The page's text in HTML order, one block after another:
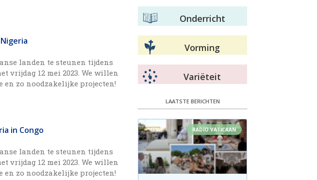
landen te steunen tijdens
vrijdag 12 mei 2023. We willen
en zo noodzakelijke projecten!
in Congo
landen te steunen tijdens
vrijdag 12 mei 2023. We willen
en zo noodzakelijke projecten!
Onderricht
Vorming
Variëteit
LAATSTE BERICHTEN
RADIO VATICAAN